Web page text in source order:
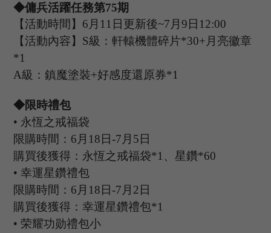
◆傭兵活躍任務第75期
【活動時間】 6 月 11 日更新後~7 月9日 12:00
【活動內容】 S級：軒轅機體碎片*30+月亮徽章
*1
A級：鎮魔塗裝+好感度還原券*1
◆限時禮包
• 永恆之戒福袋
限購時間： 6 月 18日-7 月 5日
購買後獲得：永恆之戒福袋*1、星鑽*60
• 幸運星鑽禮包
限購時間： 6 月 18日-7 月 2 日
購買後獲得：幸運星鑽禮包*1
• 荣耀功勋禮包小